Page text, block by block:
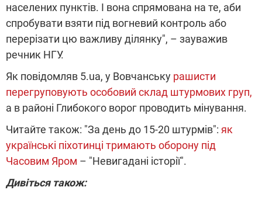
населених пунктів. І вона спрямована на те, аби
спробувати взяти під вогневий контроль або
перерізати цю важливу ділянку", – зауважив
речник НГУ.
Як повідомляв 5.ua, у Вовчанську рашисти
перегруповують особовий склад штурмових груп,
а в районі Глибокого ворог проводить мінування.
Читайте також: "За день до 15-20 штурмів": як
українські піхотинці тримають оборону під
Часовим Яром – "Невигадані історії".
Дивіться також: